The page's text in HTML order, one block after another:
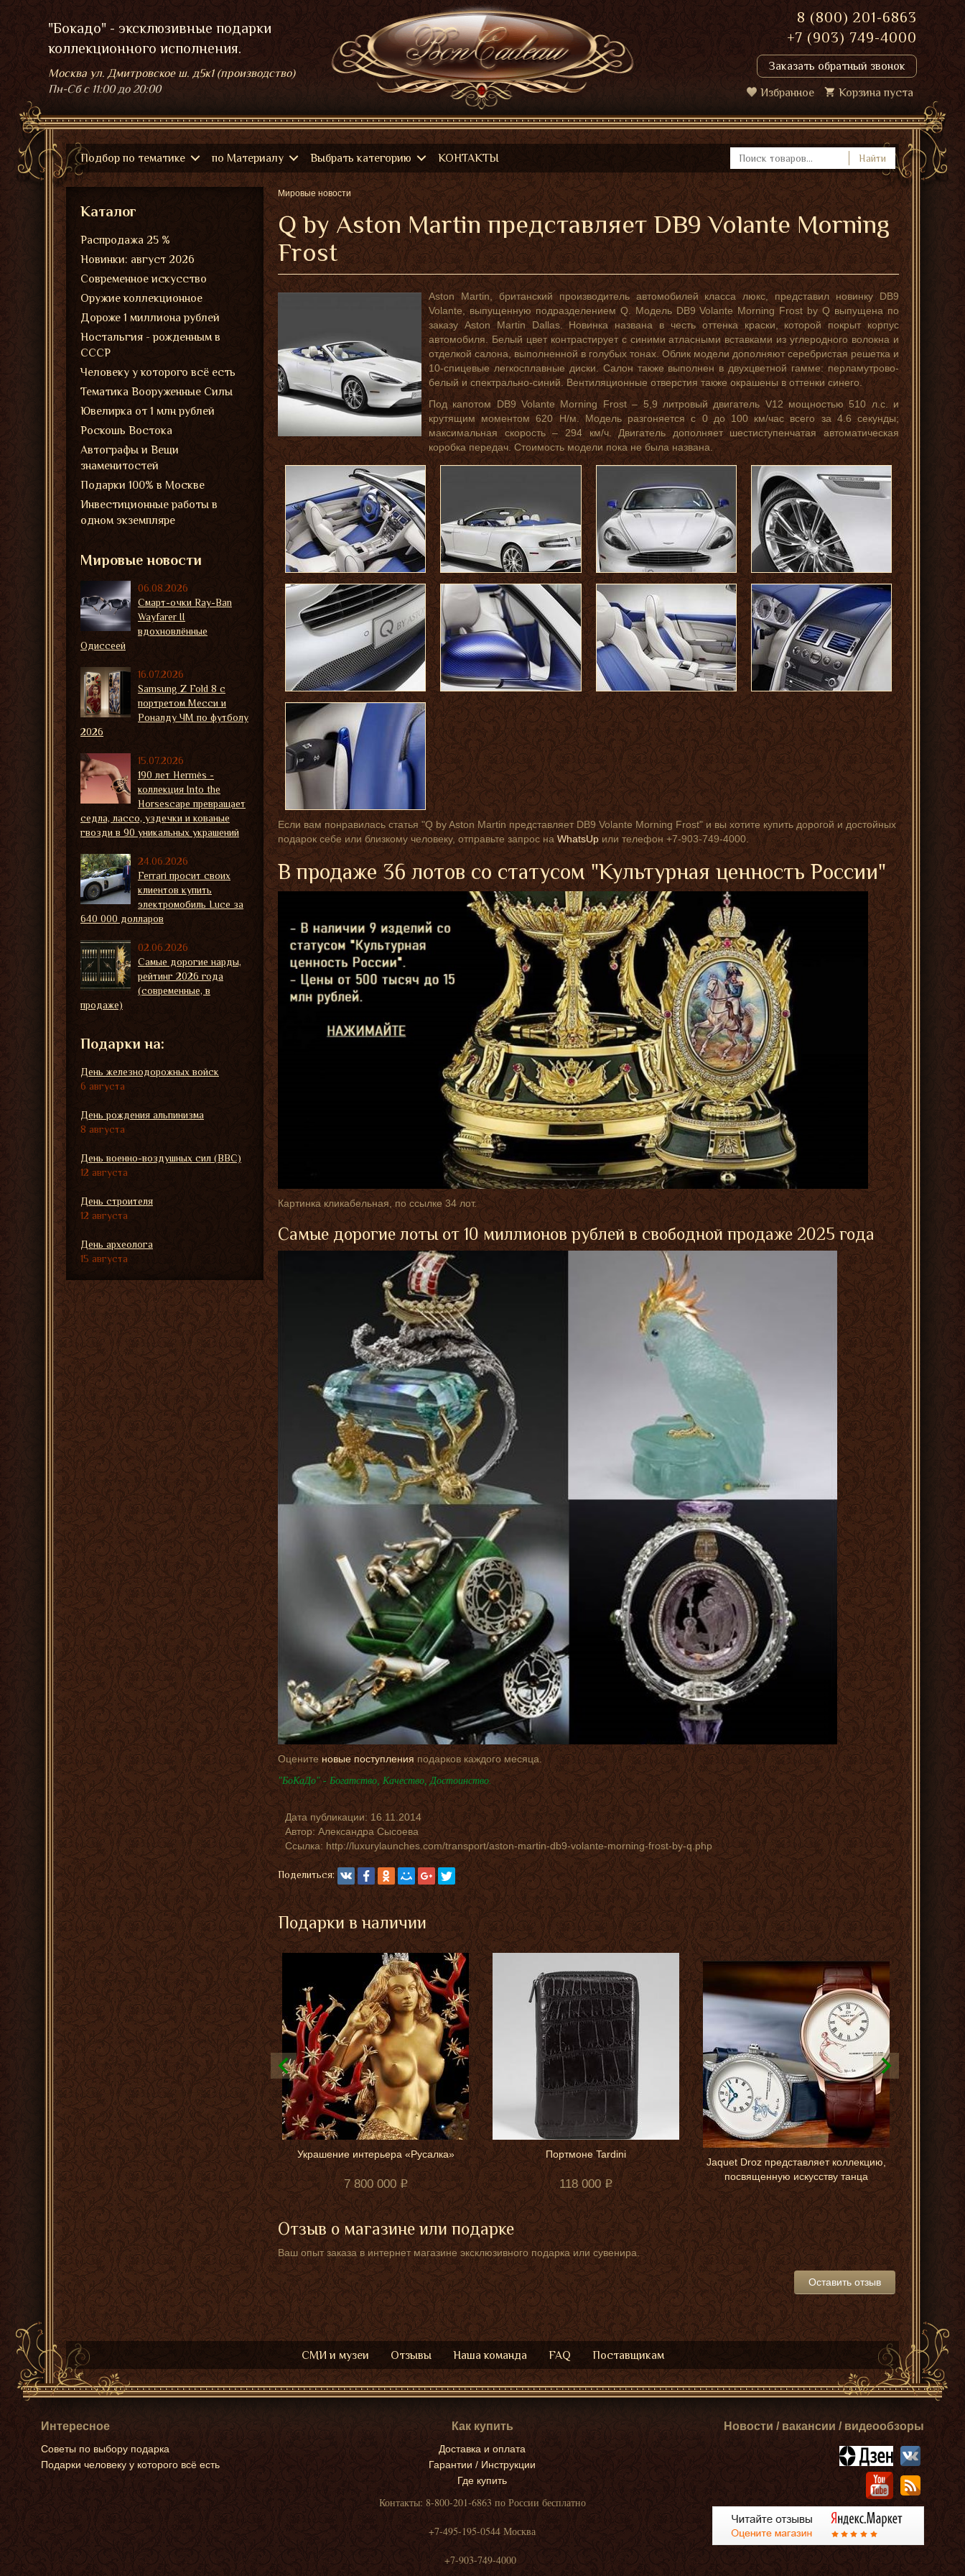
"Бокадо" - эксклюзивные подарки
коллекционного исполнения.
Москва ул. Дмитровское ш. д5к1 (производство)
Пн-Сбс 11:00 до 20:00
8 (800) 201-6863
+7 (903) 749-4000
Заказать обратный звонок
Избранное Корзина пуста
Подбор по тематике по Материалу Выбрать категорию КОНТАКТЫ Найти
Мировые новости
Q by Aston Martin представляет DB9 Volante Morning
Frost
Aston Martin, британский производитель автомобилей класса люкс, представил новинку DB9
Volante, выпущенную подразделением Q. Модель DB9 Volante Morning Frost by Q выпущена по
заказу Aston Martin Dallas. Новинка названа в честь оттенка краски, которой покрыт корпус
автомобиля. Белый цвет контрастирует с синими атласными вставками из углеродного волокна и
отделкой салона, выполненной в голубых тонах. Облик модели дополняют серебристая решетка и
10-спицевые легкосплавные диски. Салон также выполнен в двухцветной гамме: перламутрово-
белый и спектрально-синий. Вентиляционные отверстия также окрашены в оттенки синего.
Под капотом DB9 Volante Morning Frost – 5,9 литровый двигатель V12 мощностью 510 л.с. и
крутящим моментом 620 Н/м. Модель разгоняется с 0 до 100 км/час всего за 4.6 секунды;
максимальная скорость – 294 км/ч. Двигатель дополняет шестиступенчатая автоматическая
коробка передач. Стоимость модели пока не была названа.
Если вам понравилась статья "Q by Aston Martin представляет DB9 Volante Morning Frost" и вы хотите купить дорогой и достойных
подарок себе или близкому человеку, отправьте запрос наWhatsUpили телефон +7-903-749-4000.
В продаже 36 лотов со статусом "Культурная ценность России"
Картинка кликабельная, по ссылке 34 лот.
Самые дорогие лоты от 10 миллионов рублей в свободной продаже 2025 года
Оцените новые поступления подарков каждого месяца.
"БоКаДо" - Богатство, Качество, Достоинство.
Дата публикации: 16.11.2014
Автор:Александра Сысоева
Ссылка: http://luxurylaunches.com/transport/aston-martin-db9-volante-morning-frost-by-q.php
Поделиться:
Подарки в наличии
Украшение интерьера «Русалка»
7 800 000
Портмоне Tardini
118 000
Jaquet Droz представляет коллекцию,
посвященную искусству танца
Samsung
Отзыв о магазине или подарке
Ваш опыт заказа в интернет магазине эксклюзивного подарка или сувенира.
Оставить отзыв
Каталог
Распродажа 25 %
Новинки: август 2026
Современное искусство
Оружие коллекционное
Дороже 1 миллиона рублей
Ностальгия - рожденным в
СССР
Человеку у которого всё есть
Тематика Вооруженные Силы
Ювелирка от 1 млн рублей
Роскошь Востока
Автографы и Вещи
знаменитостей
Подарки 100% в Москве
Инвестиционные работы в
одном экземпляре
Мировые новости
06.08.2026
Смарт-очки Ray-Ban
Wayfarer II
вдохновлённые
Одиссеей
16.07.2026
Samsung Z Fold 8 с
портретом Месси и
Роналду ЧМ по футболу
2026
15.07.2026
190 лет Hermès -
коллекция Into the
Horsescape превращает
седла, лассо, уздечки и кованые
гвозди в 90 уникальных украшений
24.06.2026
Ferrari просит своих
клиентов купить
электромобиль Luce за
640 000 долларов
02.06.2026
Самые дорогие нарды,
рейтинг 2026 года
(современные, в
продаже)
Подарки на:
День железнодорожных войск
6 августа
День рождения альпинизма
8 августа
День военно-воздушных сил (ВВС)
12 августа
День строителя
12 августа
День археолога
15 августа
СМИ и музеи Отзывы Наша команда FAQ Поставщикам
Интересное
Советы по выбору подарка
Подарки человеку у которого всё есть
Как купить
Доставка и оплата
Гарантии / Инструкции
Где купить
Контакты: 8-800-201-6863 по России бесплатно
+7-495-195-0544 Москва
+7-903-749-4000
Новости / вакансии / видеообзоры